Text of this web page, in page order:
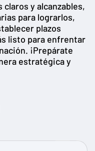
y alcanzables,
para lograrlos,
plazos
listo para enfrentar
¡Prepárate
estratégica y